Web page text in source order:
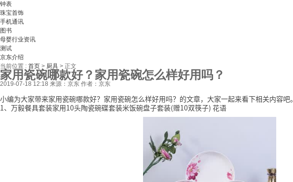
钟表
珠宝首饰
手机通讯
图书
母婴行业资讯
测试
京东介绍
当前位置 : 首页 > 厨具 > 正文
家用瓷碗哪款好？家用瓷碗怎么样好用吗？
2019-07-18 12:18 来源：京东 作者：京东
小编为大家带来家用瓷碗哪款好？家用瓷碗怎么样好用吗？的文章，大家一起来看下相关内容吧。
1、万毅餐具套装家用10头陶瓷碗碟套装米饭碗盘子套装(赠10双筷子) 花语